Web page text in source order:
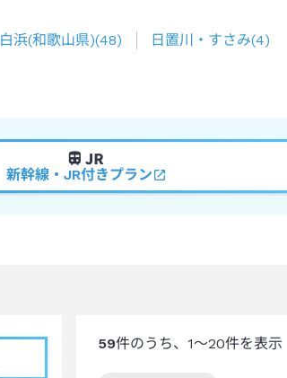
白浜(和歌山県)(48) 日置川・すさみ(4)
新幹線・JR付きプラン
59件のうち、 1～20件を表示